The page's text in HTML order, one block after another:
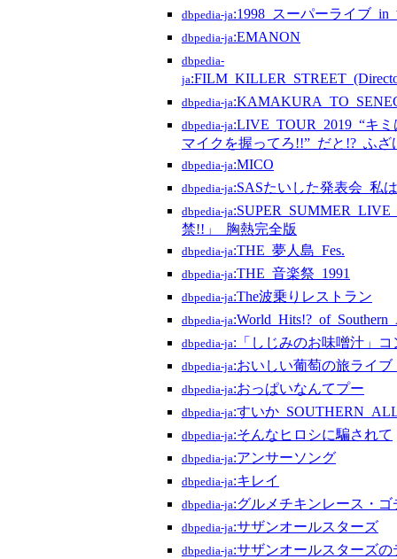
dbpedia-ja:1998_スーパーライブ
dbpedia-ja:EMANON
dbpedia-
ja
dbpedia-ja
dbpedia-ja:LIVE_TOUR_2019_“キ
マイクを握ってろ!!”_だと!?_ふざ
dbpedia-ja:MICO
dbpedia-ja:SASたいした発表会_私
dbpedia-ja
禁!!」_胸熱完全版
dbpedia-ja:THE_夢人島_Fes.
dbpedia-ja:THE_音楽祭_1991
dbpedia-ja:The波乗りレストラン
dbpedia-ja
dbpedia-ja:「しじみのお味噌汁」コ
dbpedia-ja:おいしい葡萄の旅ライブ
dbpedia-ja:おっぱいなんてプー
dbpedia-ja:すいか
dbpedia-ja:そんなヒロシに騙されて
dbpedia-ja:アンサーソング
dbpedia-ja:キレイ
dbpedia-ja:グルメチキンレース・
dbpedia-ja:サザンオールスターズ
dbpedia-ja:サザンオールスターズ